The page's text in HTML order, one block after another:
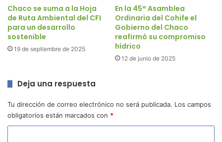
Chaco se suma a la Hoja
de Ruta Ambiental del CFI
para un desarrollo
sostenible
19 de septiembre de 2025
En la 45° Asamblea
Ordinaria del Cohife el
Gobierno del Chaco
reafirmó su compromiso
hídrico
12 de junio de 2025
Deja una respuesta
Tu dirección de correo electrónico no será publicada. Los campos
obligatorios están marcados con *